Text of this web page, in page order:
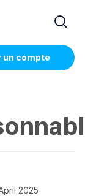
un compte
2025